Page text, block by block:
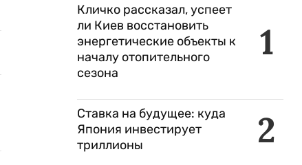
1
Кличко рассказал, успеет
ли Киев восстановить
энергетические объекты к
началу отопительного
сезона
2
Ставка на будущее: куда
Япония инвестирует
триллионы